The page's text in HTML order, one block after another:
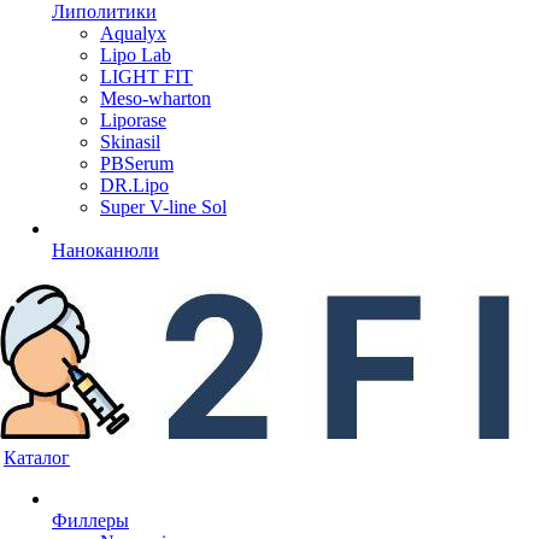
Липолитики
Aqualyx
Lipo Lab
LIGHT FIT
Meso-wharton
Liporase
Skinasil
PBSerum
DR.Lipo
Super V-line Sol
Наноканюли
Каталог
Филлеры